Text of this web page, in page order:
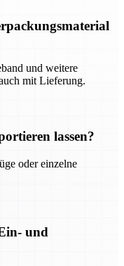
und weitere
mit Lieferung.
lassen?
oder einzelne
und